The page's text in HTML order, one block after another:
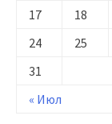
« Июл
17
18
24
25
31